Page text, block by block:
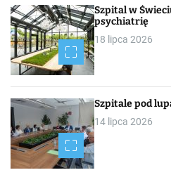
Szpital w
psychiatrię
18 lipca 2026
Szpitale pod
14 lipca 2026